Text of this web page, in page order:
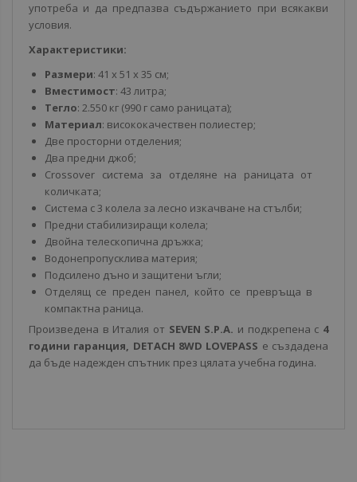
употреба и да предпазва съдържанието при всякакви
условия.
Характеристики:
Размери: 41 x 51 x 35 см;
Вместимост: 43 литра;
Тегло: 2.550 кг (990 г само раницата);
Материал: висококачествен полиестер;
Две просторни отделения;
Два предни джоб;
Crossover система за отделяне на раницата от
количката;
Система с 3 колела за лесно изкачване на стълби;
Предни стабилизиращи колела;
Двойна телескопична дръжка;
Водонепропусклива материя;
Подсилено дъно и защитени ъгли;
Отделящ се преден панел, който се превръща в
компактна раница.
Произведена в Италия от SEVEN S.P.A. и подкрепена с 4
години гаранция, DETACH 8WD LOVEPASS е създадена
да бъде надежден спътник през цялата учебна година.